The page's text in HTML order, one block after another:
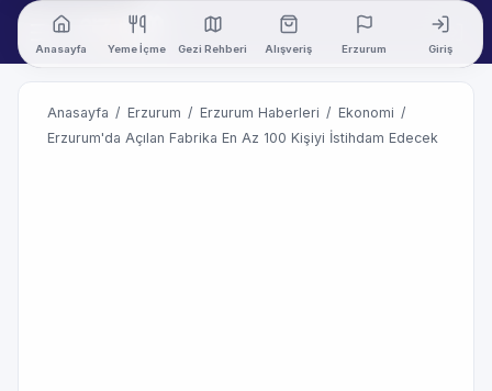
Anasayfa Yeme İçme Gezi Rehberi Alışveriş Erzurum Giriş
Anasayfa / Erzurum / Erzurum Haberleri / Ekonomi /
Erzurum'da Açılan Fabrika En Az 100 Kişiyi İstihdam Edecek